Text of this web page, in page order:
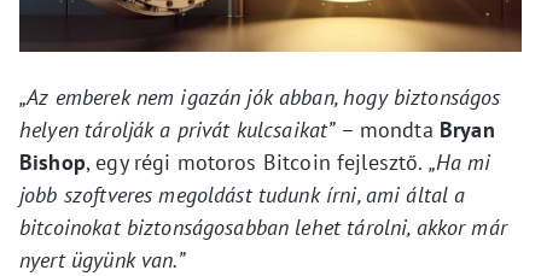
„Az emberek nem igazán jók abban, hogy biztonságos
helyen tárolják a privát kulcsaikat”– mondta Bryan
Bishop, egy régi motoros Bitcoin fejlesztő. „Ha mi
jobb szoftveres megoldást tudunk írni, ami által a
bitcoinokat biztonságosabban lehet tárolni, akkor már
nyert ügyünk van.”